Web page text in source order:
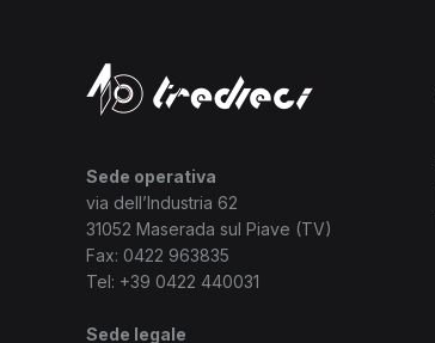
Sede operativa
via dell’Industria 62
31052 Maserada sul Piave (TV)
Fax: 0422 963835
Tel: +39 0422 440031
Sede legale